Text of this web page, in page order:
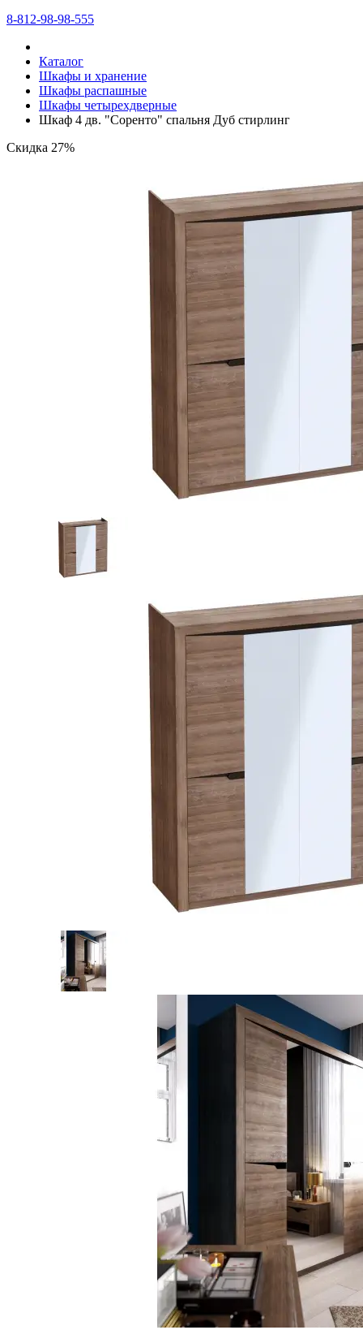
8-812-98-98-555
Каталог
Шкафы и хранение
Шкафы распашные
Шкафы четырехдверные
Шкаф 4 дв. "Соренто" спальня Дуб стирлинг
Скидка 27%